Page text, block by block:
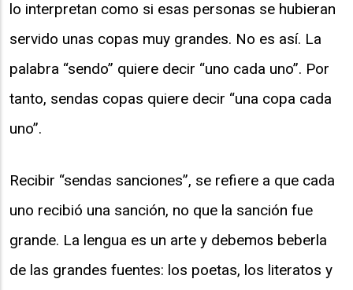
lo interpretan como si esas personas se hubieran
servido unas copas muy grandes. No es así. La
palabra “sendo” quiere decir “uno cada uno”. Por
tanto, sendas copas quiere decir “una copa cada
uno”.
Recibir “sendas sanciones”, se refiere a que cada
uno recibió una sanción, no que la sanción fue
grande. La lengua es un arte y debemos beberla
de las grandes fuentes: los poetas, los literatos y